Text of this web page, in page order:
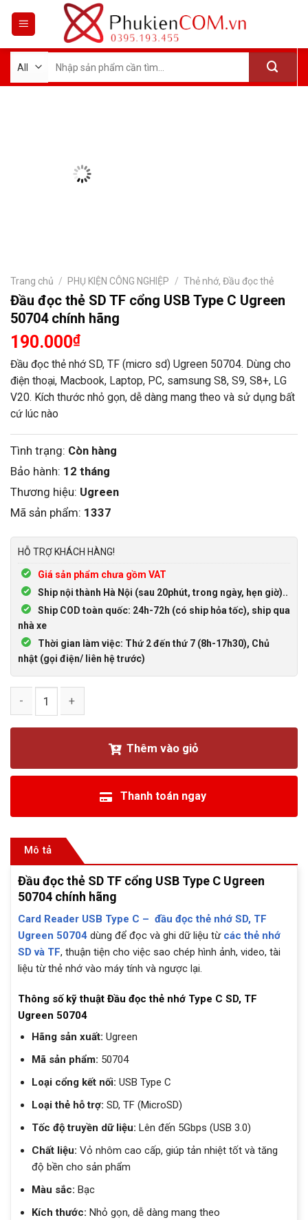
kiếm:
Trang chủ / PHỤ KIỆN CÔNG NGHIỆP / Thẻ nhớ, Đầu đọc thẻ
Đầu đọc thẻ SD TF cổng USB Type C Ugreen
50704 chính hãng
190.000₫
Đầu đọc thẻ nhớ SD, TF (micro sd) Ugreen 50704. Dùng cho
điện thoại, Macbook, Laptop, PC, samsung S8, S9, S8+, LG
V20. Kích thước nhỏ gọn, dễ dàng mang theo và sử dụng bất
cứ lúc nào
Tình trạng: Còn hàng
Bảo hành: 12 tháng
Thương hiệu: Ugreen
Mã sản phẩm: 1337
HỖ TRỢ KHÁCH HÀNG!
Giá sản phẩm chưa gồm VAT
Ship nội thành Hà Nội (sau 20phút, trong ngày, hẹn giờ)..
Ship COD toàn quốc: 24h-72h (có ship hỏa tốc), ship qua
nhà xe
Thời gian làm việc: Thứ 2 đến thứ 7 (8h-17h30), Chủ
nhật (gọi điện/ liên hệ trước)
Thêm vào giỏ
Thanh toán ngay
Mô tả
Đầu đọc thẻ SD TF cổng USB Type C Ugreen
50704 chính hãng
Card Reader USB Type C – đầu đọc thẻ nhớ SD, TF
Ugreen 50704 dùng để đọc và ghi dữ liệu từ các thẻ nhớ
SD và TF, thuận tiện cho việc sao chép hình ảnh, video, tài
liệu từ thẻ nhớ vào máy tính và ngược lại.
Thông số kỹ thuật Đầu đọc thẻ nhớ Type C SD, TF
Ugreen 50704
Hãng sản xuất: Ugreen
Mã sản phẩm: 50704
Loại cổng kết nối: USB Type C
Loại thẻ hỗ trợ: SD, TF (MicroSD)
Tốc độ truyền dữ liệu: Lên đến 5Gbps (USB 3.0)
Chất liệu: Vỏ nhôm cao cấp, giúp tản nhiệt tốt và tăng
độ bền cho sản phẩm
Màu sắc: Bạc
Kích thước: Nhỏ gọn, dễ dàng mang theo